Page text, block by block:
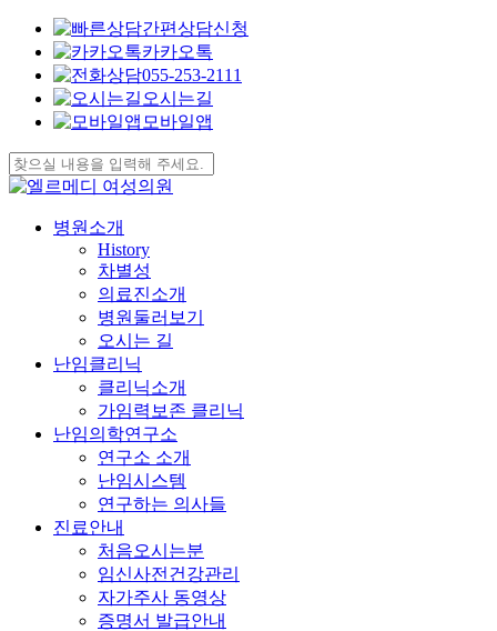
간편상담신청
카카오톡
055-253-2111
오시는길
모바일앱
Skip
to
main
content
Close
search
Menu
병원소개
History
차별성
의료진소개
병원둘러보기
오시는 길
난임클리닉
클리닉소개
가임력보존 클리닉
난임의학연구소
연구소 소개
난임시스템
연구하는 의사들
진료안내
처음오시는분
임신사전건강관리
자가주사 동영상
증명서 발급안내